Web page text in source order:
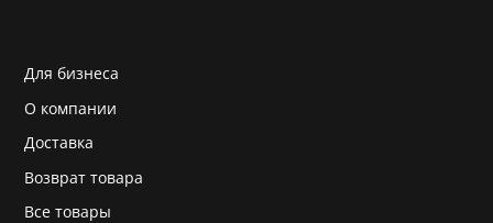
Для бизнеса
О компании
Доставка
Возврат товара
Все товары